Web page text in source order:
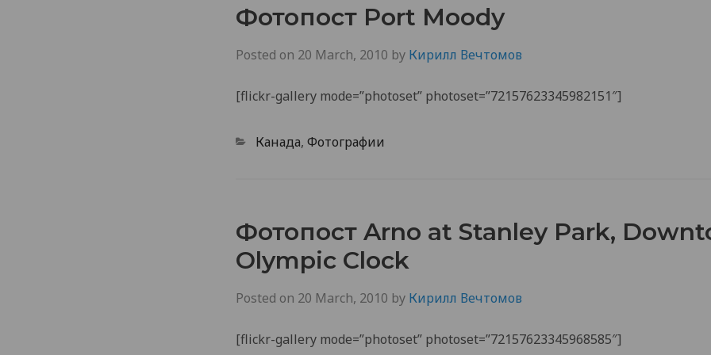
Фотопост Port Moody
Posted on 20 March, 2010 by Кирилл Вечтомов
[flickr-gallery mode=”photoset” photoset=”72157623345982151″]
Categories
Канада, Фотографии
Фотопост Arno at Stanley Park,
Olympic Clock
Posted on 20 March, 2010 by Кирилл Вечтомов
[flickr-gallery mode=”photoset” photoset=”72157623345968585″]